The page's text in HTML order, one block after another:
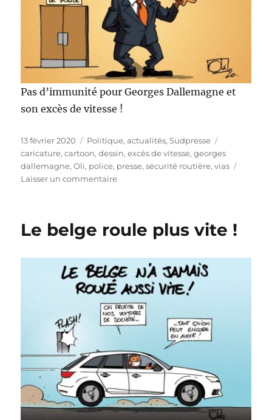
Pas d’immunité pour Georges Dallemagne et
son excès de vitesse !
Publié
le
13 février 2020 Catégories
Politique, actualités,Sudpresse
caricature,cartoon,dessin,excès de vitesse,georges
dallemagne,Oli, police, presse,sécurité routière,vias
Laisser un commentairesur
immunité
Le belge roule plus vite !